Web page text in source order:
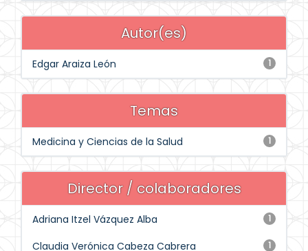
Autor(es)
1
Edgar Araiza León
Temas
1
Medicina y Ciencias de la Salud
Director / colaboradores
1
Adriana Itzel Vázquez Alba
1
Claudia Verónica Cabeza Cabrera